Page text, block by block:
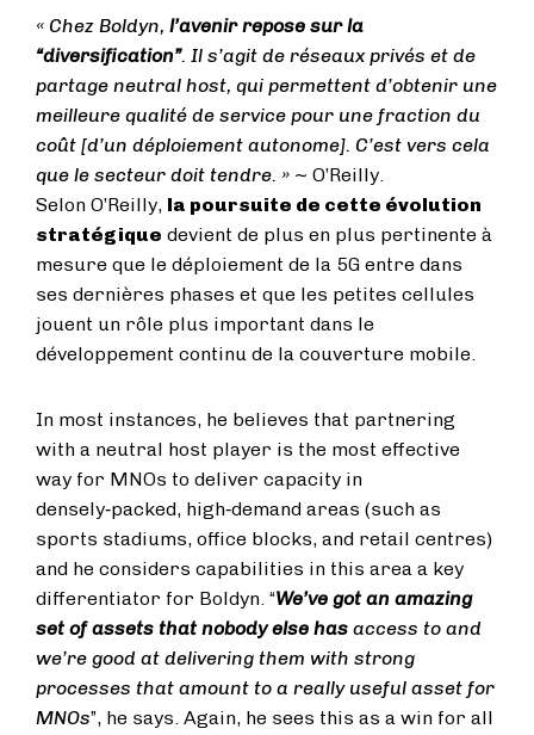
« Chez Boldyn, l’avenir repose sur la
“diversification”. Il s’agit de réseaux privés et de
partage neutral host, qui permettent d’obtenir une
meilleure qualité de service pour une fraction du
coût [d’un déploiement autonome]. C’est vers cela
que le secteur doit tendre. » ~ O’Reilly.
Selon O’Reilly, la poursuite de cette évolution
stratégique devient de plus en plus pertinente à
mesure que le déploiement de la 5G entre dans
ses dernières phases et que les petites cellules
jouent un rôle plus important dans le
développement continu de la couverture mobile.
In most instances, he believes that partnering
with a neutral host player is the most effective
way for MNOs to deliver capacity in
densely‑packed, high‑demand areas (such as
sports stadiums, office blocks, and retail centres)
and he considers capabilities in this area a key
differentiator for Boldyn. “We’ve got an amazing
set of assets that nobody else has access to and
we’re good at delivering them with strong
processes that amount to a really useful asset for
MNOs”, he says. Again, he sees this as a win for all